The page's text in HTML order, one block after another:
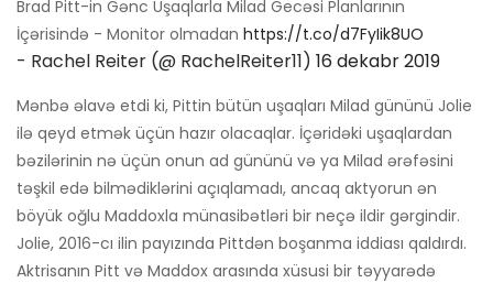
Brad Pitt-in Gənc Uşaqlarla Milad Gecəsi Planlarının
İçərisində - Monitor olmadan https://t.co/d7FyIik8UO
- Rachel Reiter (@ RachelReiter11) 16 dekabr 2019
Mənbə əlavə etdi ki, Pittin bütün uşaqları Milad gününü Jolie
ilə qeyd etmək üçün hazır olacaqlar. İçəridəki uşaqlardan
bəzilərinin nə üçün onun ad gününü və ya Milad ərəfəsini
təşkil edə bilmədiklərini açıqlamadı, ancaq aktyorun ən
böyük oğlu Maddoxla münasibətləri bir neçə ildir gərgindir.
Jolie, 2016-cı ilin payızında Pittdən boşanma iddiası qaldırdı.
Aktrisanın Pitt və Maddox arasında xüsusi bir təyyarədə